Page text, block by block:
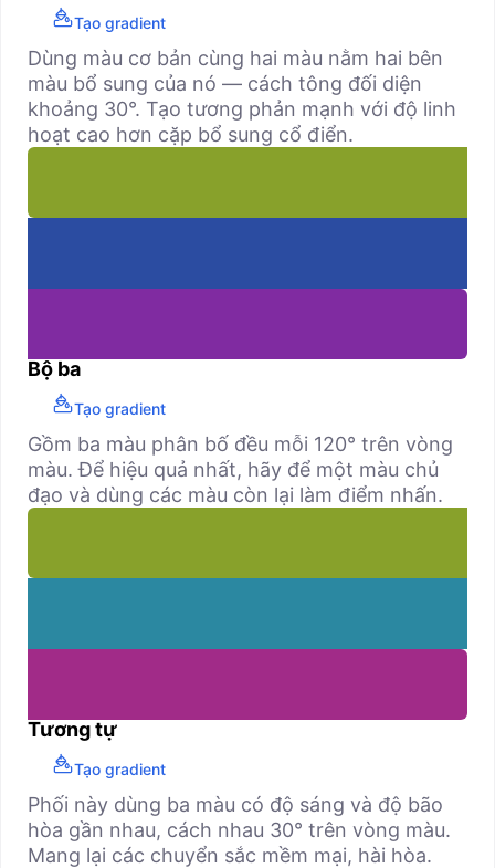
Tạo gradient
Dùng màu cơ bản cùng hai màu nằm hai bên
màu bổ sung của nó — cách tông đối diện
khoảng 30°. Tạo tương phản mạnh với độ linh
hoạt cao hơn cặp bổ sung cổ điển.
Bộ ba
Tạo gradient
Gồm ba màu phân bố đều mỗi 120° trên vòng
màu. Để hiệu quả nhất, hãy để một màu chủ
đạo và dùng các màu còn lại làm điểm nhấn.
Tương tự
Tạo gradient
Phối này dùng ba màu có độ sáng và độ bão
hòa gần nhau, cách nhau 30° trên vòng màu.
Mang lại các chuyển sắc mềm mại, hài hòa.